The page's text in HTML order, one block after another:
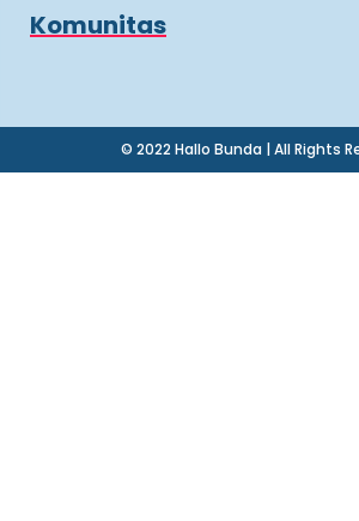
Komunitas
© 2022 Hallo Bunda | All Rights